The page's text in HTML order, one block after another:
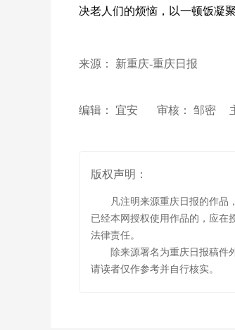
决老人们的烦恼，以一顿饭凝
来源： 新重庆-重庆日报
编辑： 宜安 审核： 邹密
版权声明：
凡注明来源重庆日报的作品
已经本网授权使用作品的，应在
法律责任。
除来源署名为重庆日报稿件
请读者仅作参考并自行核实。